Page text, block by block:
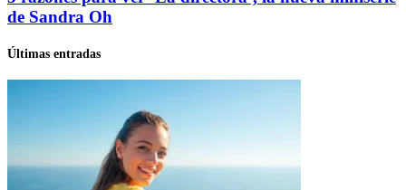
de Sandra Oh
Últimas entradas